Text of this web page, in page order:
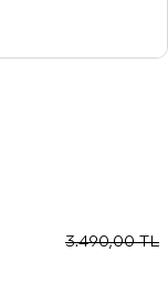
3.490,00TL